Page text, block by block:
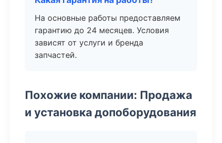
На основные работы предоставляем
гарантию до 24 месяцев. Условия
зависят от услуги и бренда
запчастей.
Похожие компании: Продажа
и установка допоборудования